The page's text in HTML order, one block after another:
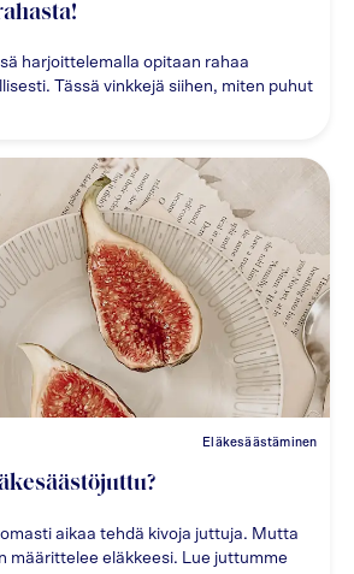
harjoittelemalla opitaan rahaa
Tässä vinkkejä siihen, miten puhut
Eläkesäästäminen
aikaa tehdä kivoja juttuja. Mutta
määrittelee eläkkeesi. Lue juttumme